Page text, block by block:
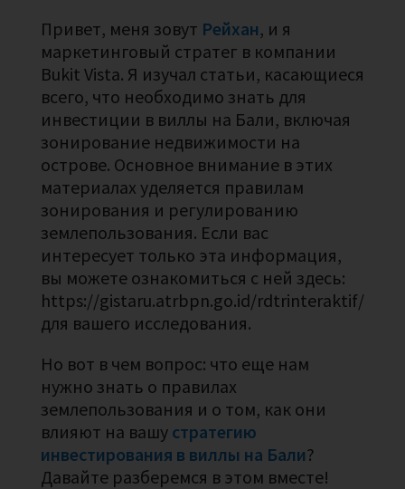
Привет, меня зовут Рейхан, и я
маркетинговый стратег в компании
Bukit Vista. Я изучал статьи, касающиеся
всего, что необходимо знать для
инвестиции в виллы на Бали, включая
зонирование недвижимости на
острове. Основное внимание в этих
материалах уделяется правилам
зонирования и регулированию
землепользования. Если вас
интересует только эта информация,
вы можете ознакомиться с ней здесь:
https://gistaru.atrbpn.go.id/rdtrinteraktif/
для вашего исследования.
Но вот в чем вопрос: что еще нам
нужно знать о правилах
землепользования и о том, как они
влияют на вашу стратегию
инвестирования в виллы на Бали?
Давайте разберемся в этом вместе!